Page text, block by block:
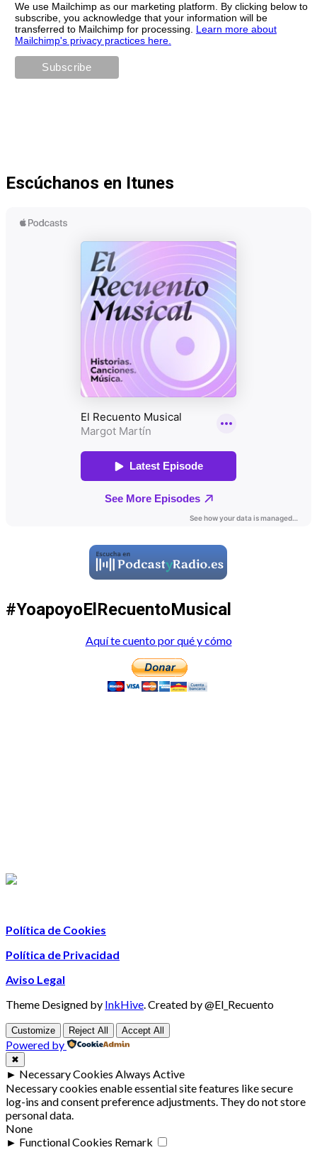
We use Mailchimp as our marketing platform. By clicking below to
subscribe, you acknowledge that your information will be
transferred to Mailchimp for processing. Learn more about
Mailchimp's privacy practices here.
Escúchanos en Itunes
#YoapoyoElRecuentoMusical
Aquí te cuento por qué y cómo
Política de Cookies
Política de Privacidad
Aviso Legal
Theme Designed by InkHive.Created by @El_Recuento
Customize Reject All Accept All
Powered by
✖
► Necessary Cookies Always Active
Necessary cookies enable essential site features like secure
log-ins and consent preference adjustments. They do not store
personal data.
None
► Functional Cookies Remark